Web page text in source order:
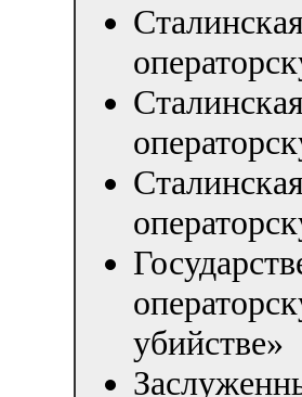
убийстве»